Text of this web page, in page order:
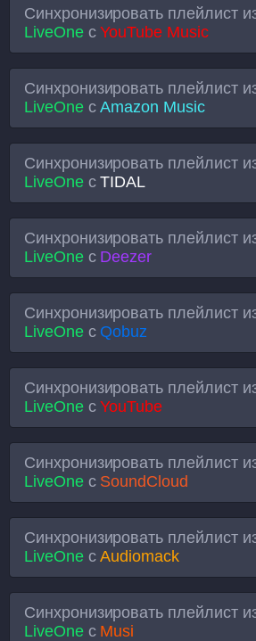
Синхронизировать плейлист
LiveOneсYouTube Music
Синхронизировать плейлист
LiveOneсAmazon Music
Синхронизировать плейлист
LiveOneсTIDAL
Синхронизировать плейлист
LiveOneс Deezer
Синхронизировать плейлист
LiveOneс Qobuz
Синхронизировать плейлист
LiveOneсYouTube
Синхронизировать плейлист
LiveOneс SoundCloud
Синхронизировать плейлист
LiveOneсAudiomack
Синхронизировать плейлист
LiveOneс Musi